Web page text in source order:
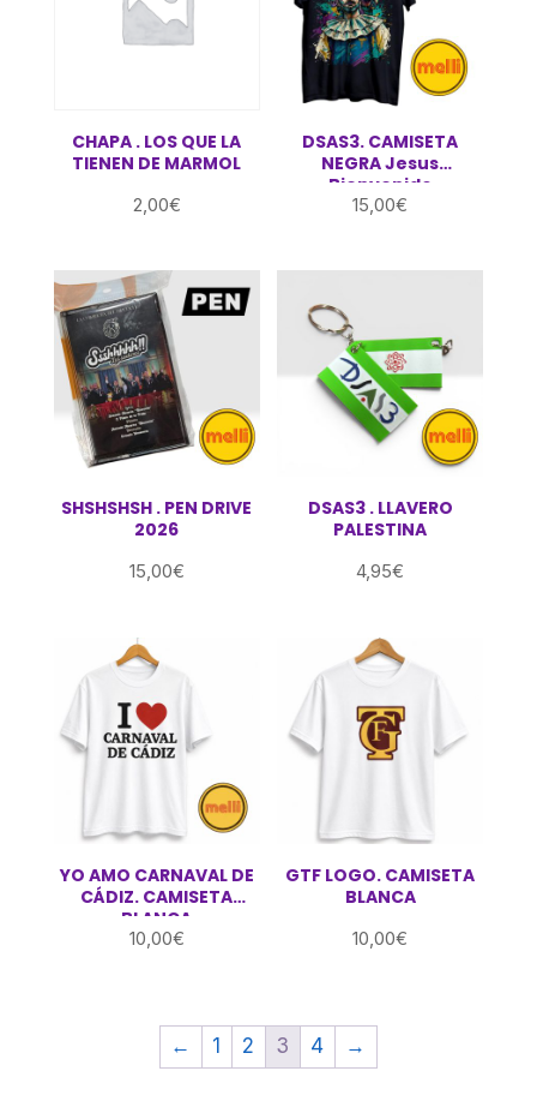
CHAPA . LOS QUE LA
TIENEN DE MARMOL
2,00€
DSAS3. CAMISETA
NEGRA Jesus
Bienvenido
15,00€
SHSHSHSH . PEN DRIVE
2026
15,00€
DSAS3 . LLAVERO
PALESTINA
4,95€
YO AMO CARNAVAL DE
CÁDIZ. CAMISETA
BLANCA
10,00€
GTF LOGO. CAMISETA
BLANCA
10,00€
← 1 2 3 4 →